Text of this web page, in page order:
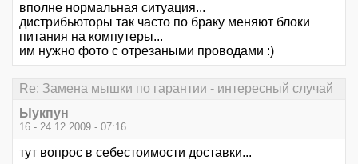
вполне нормальная ситуация...
дистрибьюторы так часто по браку меняют блоки
питания на компутеры...
им нужно фото с отрезаными проводами :)
Re: Замена мышки по гарантии - интересный случай
Ыукпун
16 - 24.12.2009 - 07:16
тут вопрос в себестоимости доставки...